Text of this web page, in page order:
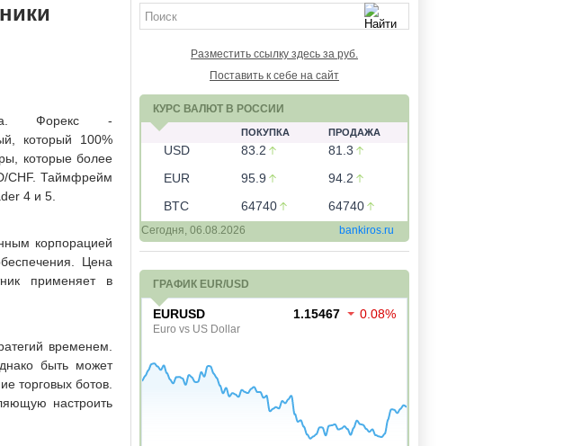
Форекс -
который 100%
которые более
CHF. Таймфрейм
4 и 5.
корпорацией
Цена
применяет в
временем.
быть может
торговых ботов.
настроить
Разместить ссылку здесь за руб.
Поставить к себе на сайт
КУРС ВАЛЮТ В РОССИИ
ПОКУПКА ПРОДАЖА
USD 83.2
81.3
EUR
95.9
94.2
BTC
64740 64740
Сегодня, 06.08.2026 bankiros.ru
ГРАФИК EUR/USD